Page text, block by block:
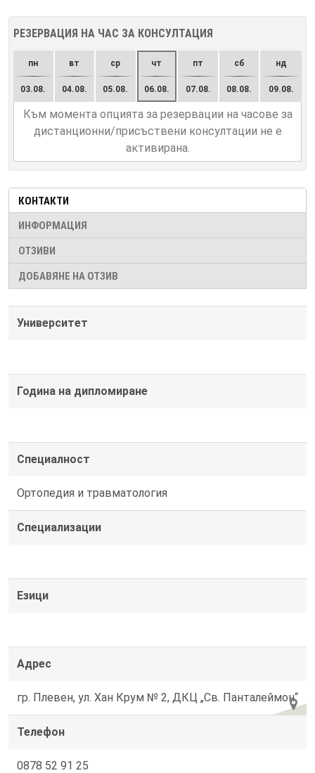
РЕЗЕРВАЦИЯ НА ЧАС ЗА КОНСУЛТАЦИЯ
пн
03.08.
вт
04.08.
ср
05.08.
чт
06.08.
пт
07.08.
сб
08.08.
нд
09.08.
Към момента опцията за резервации на часове за
дистанционни/присъствени консултации не е
активирана.
КОНТАКТИ
ИНФОРМАЦИЯ
ОТЗИВИ
ДОБАВЯНЕ НА ОТЗИВ
Университет
Година на дипломиране
Специалност
Ортопедия и травматология
Специализации
Езици
Адрес
гр. Плевен, ул. Хан Крум № 2, ДКЦ „Св. Панталеймон“
Телефон
0878 52 91 25